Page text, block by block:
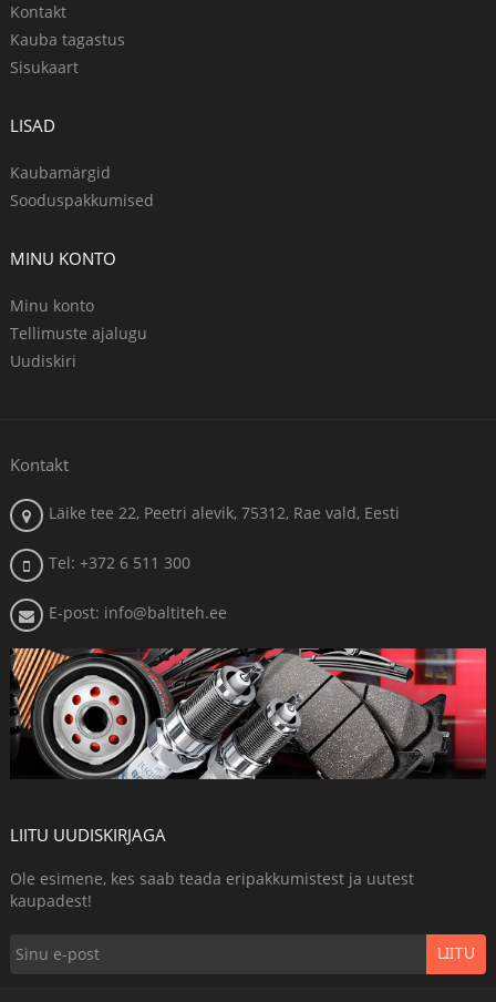
Kontakt
Kauba tagastus
Sisukaart
LISAD
Kaubamärgid
Sooduspakkumised
MINU KONTO
Minu konto
Tellimuste ajalugu
Uudiskiri
Kontakt
Läike tee 22, Peetri alevik, 75312, Rae vald, Eesti
Tel: +372 6 511 300
E-post: info@baltiteh.ee
LIITU UUDISKIRJAGA
Ole esimene, kes saab teada eripakkumistest ja uutest
kaupadest!
LIITU